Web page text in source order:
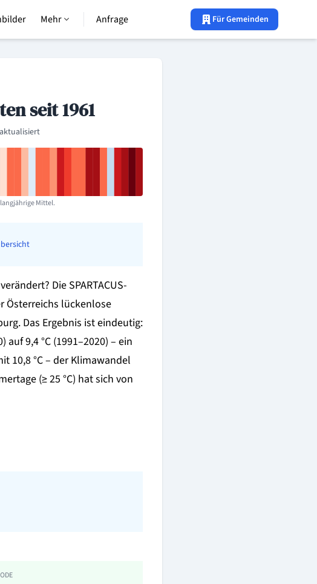
Mehr Anfrage Für Gemeinden
seit 1961
Mittel.
Die SPARTACUS-
Österreichs lückenlose
Das Ergebnis ist eindeutig:
9,4 °C (1991–2020) – ein
10,8 °C – der Klimawandel
(≥ 25 °C) hat sich von